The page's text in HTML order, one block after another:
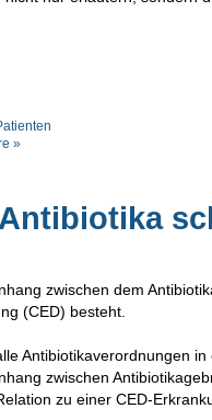
»
zwischen dem
(CED) besteht.
Antibiotikaverordnungen in
zwischen
zu einer CED-